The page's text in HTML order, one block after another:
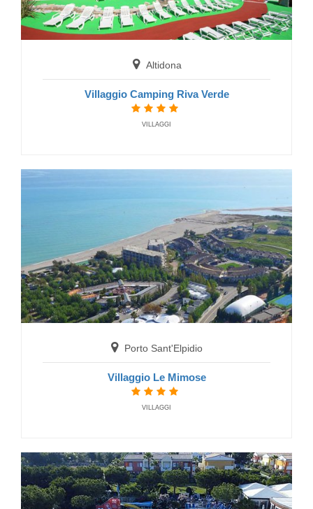
Altidona
Villaggio Camping Riva Verde
VILLAGGI
Porto Sant'Elpidio
Villaggio Le Mimose
VILLAGGI